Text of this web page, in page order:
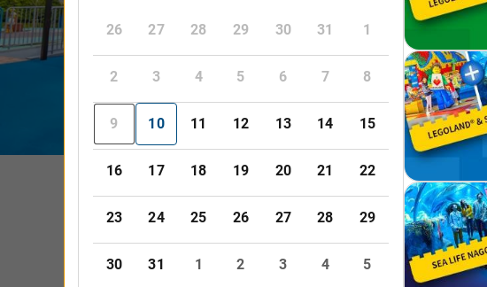
注意於此處！
樂高樂園最大的遊樂區